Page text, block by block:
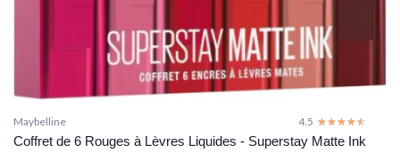
Maybelline 4.5 ☆☆☆☆☆
★★★★★
Coffret de 6 Rouges à Lèvres Liquides - Superstay Matte Ink